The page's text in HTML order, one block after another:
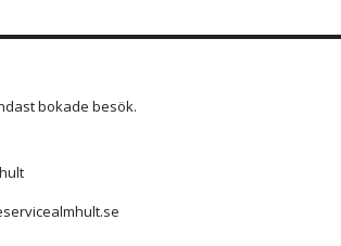
bokade besök.